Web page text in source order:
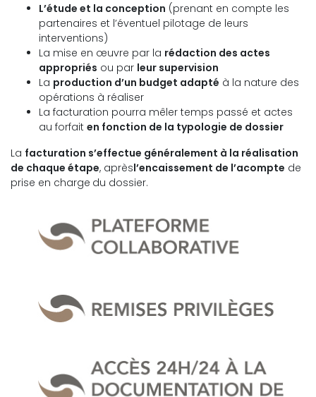
L’étude et la conception (prenant en compte les
partenaires et l’éventuel pilotage de leurs
interventions)
La mise en œuvre par la rédaction des actes
appropriés ou par leur supervision
La production d’un budget adapté à la nature des
opérations à réaliser
La facturation pourra mêler temps passé et actes
au forfait en fonction de la typologie de dossier
La facturation s’effectue généralement à la réalisation
de chaque étape, aprèsl’encaissement de l’acompte de
prise en charge du dossier.